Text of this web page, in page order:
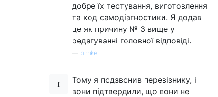
добре їх тестування, виготовлення
та код самодіагностики. Я додав
це як причину № 3 вище у
редагуванні головної відповіді.
bmike
Тому я подзвонив перевізнику, і
вони підтвердили, що вони не